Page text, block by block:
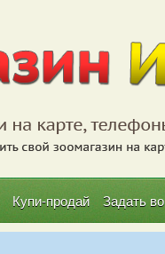
Купи-продай Задать